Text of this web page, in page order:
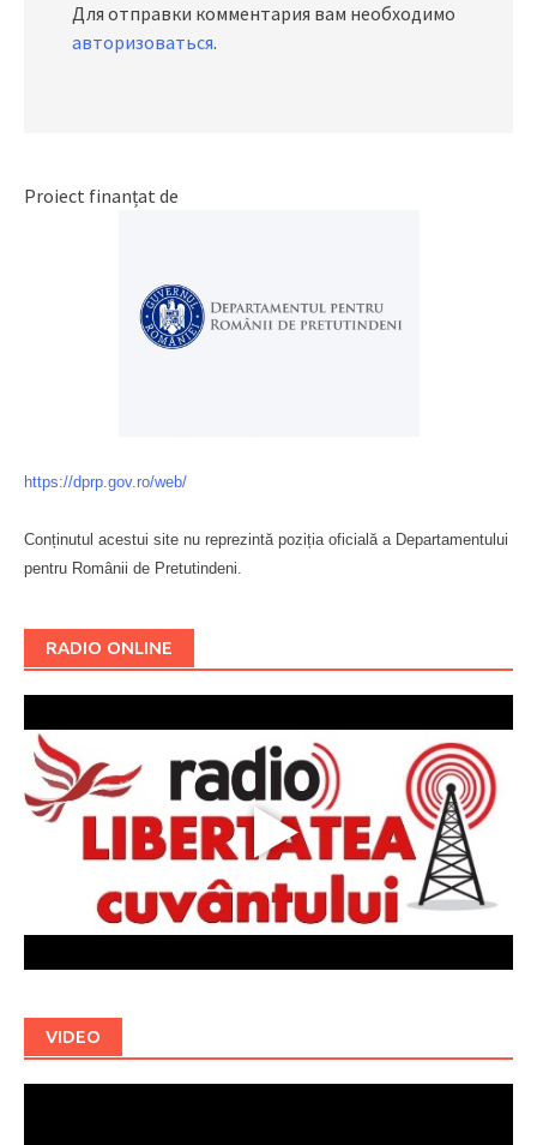
Для отправки комментария вам необходимо
авторизоваться.
Proiect finanțat de
https://dprp.gov.ro/web/
Conținutul acestui site nu reprezintă poziția oficială a Departamentului
pentru Românii de Pretutindeni.
RADIO ONLINE
VIDEO